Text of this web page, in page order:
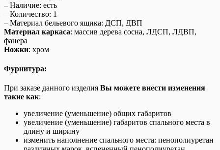
– Наличие: есть
– Количество: 1
– Материал бельевого ящика: ДСП, ДВП
Материал каркаса: массив дерева сосна, ЛДСП, ЛДВП,
фанера
Ножки: хром
Фурнитура:
При заказе данного изделия Вы можете внести изменения
такие как:
увеличение (уменьшение) общих габаритов
увеличение (уменьшение) габаритов спального места в
длину и ширину
изменить наполнение спального места: пенополиуретан